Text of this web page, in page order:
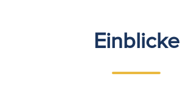
Einblicke